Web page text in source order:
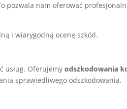
nam oferować
i wiarygodną ocenę szkód.
usług. Oferujemyodszkodowania
sprawiedliwego odszkodowania.